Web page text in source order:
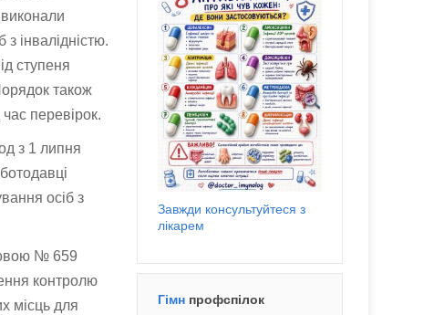
інвалідністю.
ступеня
також
перевірок.
з 1 липня
осіб з
№ 659
контролю
місць для
Завжди консультуйтеся з
лікарем
Гімн профспілок